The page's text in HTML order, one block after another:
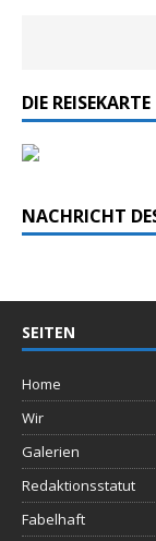
DIE REISEKARTE
NACHRICHT
SEITEN
Home
Wir
Galerien
Redaktionsstatut
Fabelhaft